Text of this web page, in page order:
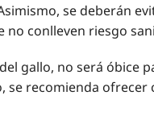
se deberán
no conlleven riesgo
gallo, no será
recomienda